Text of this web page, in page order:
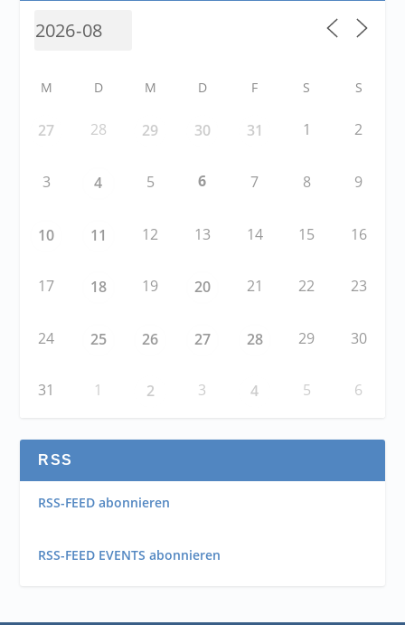
M D M D F S S
27 28 29 30 31 1 2
3 4 5 6 7 8 9
10 11 12 13 14 15 16
17 18 19 20 21 22 23
24 25 26 27 28 29 30
31 1 2 3 4 5 6
RSS
RSS-FEED abonnieren
RSS-FEED EVENTS abonnieren